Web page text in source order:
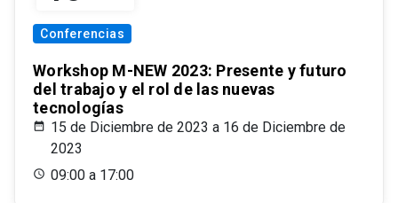
Conferencias
Workshop M-NEW 2023: Presente y futuro
del trabajo y el rol de las nuevas
tecnologías
15 de Diciembre de 2023 a 16 de Diciembre de
2023
09:00 a 17:00